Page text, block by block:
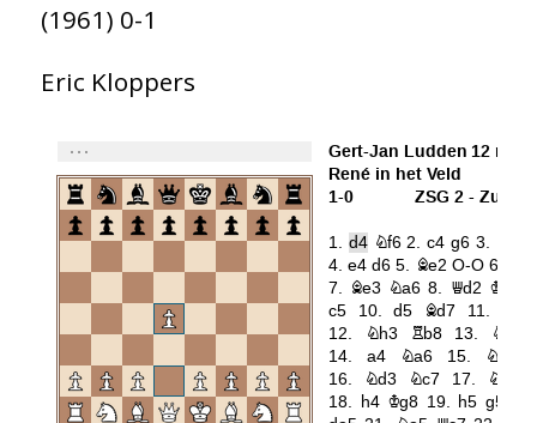
(1961) 0-1
Eric Kloppers